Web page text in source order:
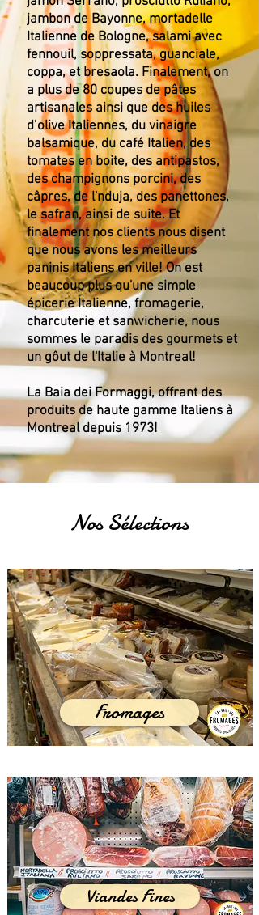
jambon de Bayonne, mortadelle
Italienne de Bologne, salami avec
fennouil, soppressata, guanciale,
coppa, et bresaola. Finalement, on
a plus de 80 coupes de pâtes
artisanales ainsi que des huiles
d’olive Italiennes, du vinaigre
balsamique, du café Italien, des
tomates en boite, des antipastos,
des champignons porcini, des
câpres, de l'nduja, des panettones,
le safran, ainsi de suite. Et
finalement nos clients nous disent
que nous avons les meilleurs
paninis Italiens en ville! On est
beaucoup plus qu'une simple
épicerie Italienne, fromagerie,
charcuterie et sanwicherie, nous
sommes le paradis des gourmets et
un gôut de l'Italie à Montreal!
La Baia dei Formaggi, offrant des
produits de haute gamme Italiens à
Montreal depuis 1973!
Nos Sélections
Fromages
Viandes Fines